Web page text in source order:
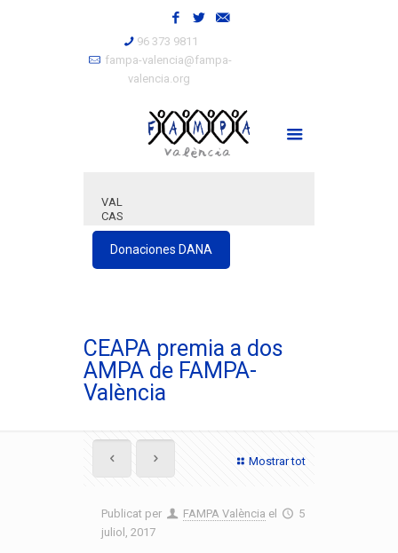
96 373 9811
fampa-valencia@fampa-
valencia.org
VAL
CAS
Donaciones DANA
CEAPA premia a dos
AMPA de FAMPA-
València
Mostrar tot
Publicat per FAMPA València el
5
juliol, 2017